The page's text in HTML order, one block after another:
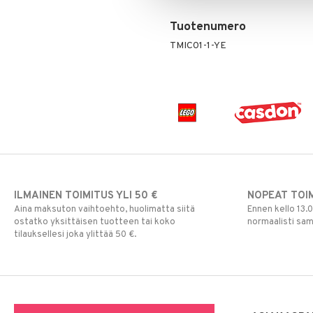
Tuotenumero
TMIC01-1-YE
ILMAINEN TOIMITUS YLI 50 €
Aina maksuton vaihtoehto, huolimatta siitä
ostatko yksittäisen tuotteen tai koko
tilauksellesi joka ylittää 50 €.
NOPEAT
Ennen kello
normaalisti